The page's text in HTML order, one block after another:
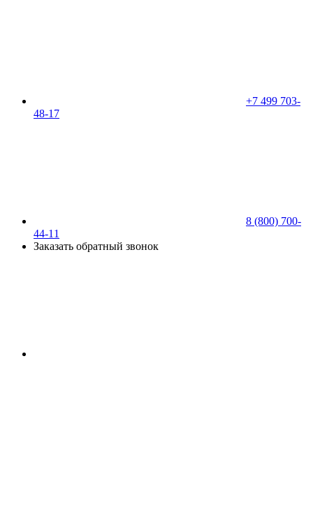
+7 499 703-
48-17
8 (800) 700-
44-11
Заказать обратный звонок